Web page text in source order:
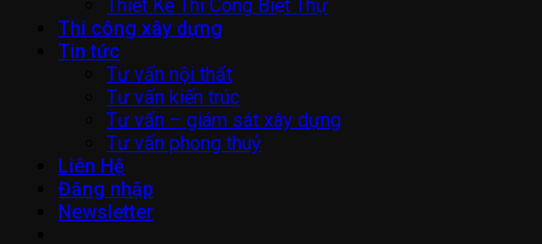
Thiết Kế Thi Công Biệt Thự
Thi công xây dựng
Tin tức
Tư vấn nội thất
Tư vấn kiến trúc
Tư vấn – giám sát xây dựng
Tư vấn phong thuỷ
Liên Hệ
Đăng nhập
Newsletter